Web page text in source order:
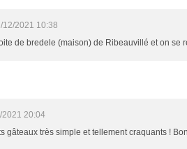
12/2021 10:38
de bredele (maison) de Ribeauvillé et on se
2021 20:04
gâteaux très simple et tellement craquants !